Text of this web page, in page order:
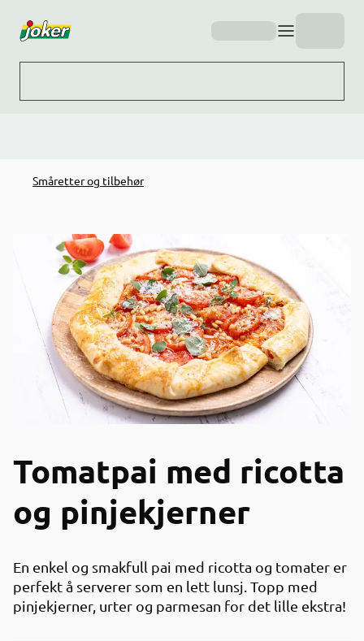
Småretter og tilbehør
Tomatpai med ricotta
og pinjekjerner
En enkel og smakfull pai med ricotta og tomater er
perfekt å serverer som en lett lunsj. Topp med
pinjekjerner, urter og parmesan for det lille ekstra!